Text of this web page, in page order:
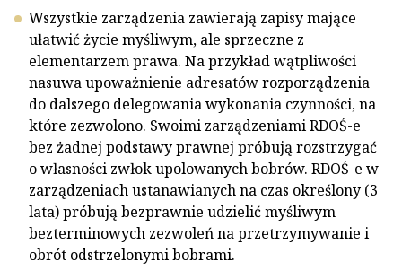
Wszystkie zarządzenia zawierają zapisy mające
ułatwić życie myśliwym, ale sprzeczne z
elementarzem prawa. Na przykład wątpliwości
nasuwa upoważnienie adresatów rozporządzenia
do dalszego delegowania wykonania czynności, na
które zezwolono. Swoimi zarządzeniami RDOŚ-e
bez żadnej podstawy prawnej próbują rozstrzygać
o własności zwłok upolowanych bobrów. RDOŚ-e w
zarządzeniach ustanawianych na czas określony (3
lata) próbują bezprawnie udzielić myśliwym
bezterminowych zezwoleń na przetrzymywanie i
obrót odstrzelonymi bobrami.